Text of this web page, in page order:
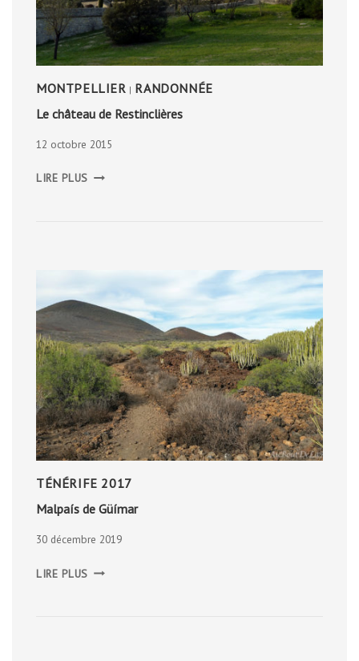
MONTPELLIER | RANDONNÉE
Le château de Restinclières
12 octobre 2015
LIRE PLUS CHÂTEAU
TÉNÉRIFE 2017
Malpaís de Güímar
30 décembre 2019
LIRE PLUS